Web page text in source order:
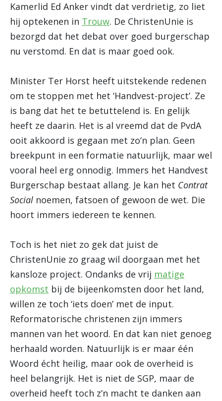
Kamerlid Ed Anker vindt dat verdrietig, zo liet
hij optekenen in Trouw. De ChristenUnie is
bezorgd dat het debat over goed burgerschap
nu verstomd. En dat is maar goed ook.
Minister Ter Horst heeft uitstekende redenen
om te stoppen met het ‘Handvest-project’. Ze
is bang dat het te betuttelend is. En gelijk
heeft ze daarin. Het is al vreemd dat de PvdA
ooit akkoord is gegaan met zo’n plan. Geen
breekpunt in een formatie natuurlijk, maar wel
vooral heel erg onnodig. Immers het Handvest
Burgerschap bestaat allang. Je kan het Contrat
Social noemen, fatsoen of gewoon de wet. Die
hoort immers iedereen te kennen.
Toch is het niet zo gek dat juist de
ChristenUnie zo graag wil doorgaan met het
kansloze project. Ondanks de vrij matige
opkomst bij de bijeenkomsten door het land,
willen ze toch ‘iets doen’ met de input.
Reformatorische christenen zijn immers
mannen van het woord. En dat kan niet genoeg
herhaald worden. Natuurlijk is er maar één
Woord écht heilig, maar ook de overheid is
heel belangrijk. Het is niet de SGP, maar de
overheid heeft toch z’n macht te danken aan